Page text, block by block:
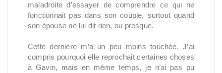
maladroite d’essayer de comprendre ce qui ne
fonctionnait pas dans son couple, surtout quand
son épouse ne lui dit rien, ou presque.
Cette dernière m’a un peu moins touchée. J’ai
compris pourquoi elle reprochait certaines choses
à Gavin, mais en même temps, je n’ai pas pu